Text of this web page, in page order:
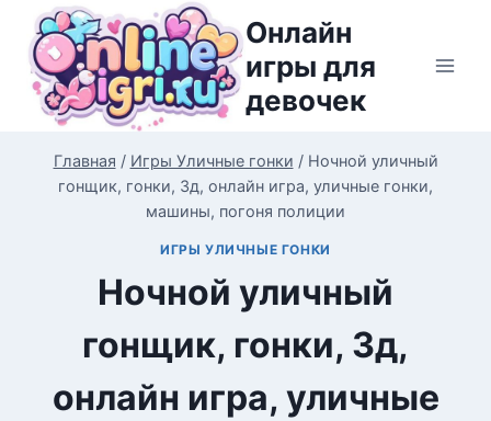
Перейти
содержимому
Онлайн
игры для
девочек
Главная / Игры Уличные гонки / Ночной уличный
гонщик, гонки, 3д, онлайн игра, уличные гонки,
машины, погоня полиции
ИГРЫ УЛИЧНЫЕ ГОНКИ
Ночной уличный
гонщик, гонки, 3д,
онлайн игра, уличные